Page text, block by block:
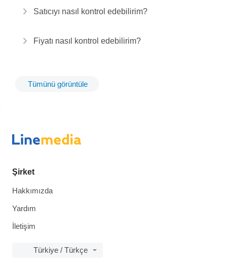
Satıcıyı nasıl kontrol edebilirim?
Fiyatı nasıl kontrol edebilirim?
Tümünü görüntüle
Şirket
Hakkımızda
Yardım
İletişim
Türkiye / Türkçe